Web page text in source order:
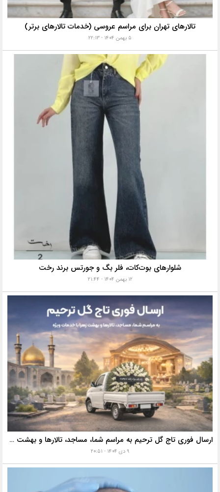
تالارهای تهران برای مراسم عروسی (خدمات تالارهای برتر)
۵ بهمن ۱۴۰۴ - ۲۲:۱۳
شلوارهای بوت‌کات، فلر بگ و جورتس برند رخت
۱۲ بهمن ۱۴۰۴ - ۲۱:۴۴
ارسال فوری تاج گل ترحیم به مراسم شما، مساجد، تالارها و بهشت زهرا با خدمات ویژه
۹ دی ۱۴۰۴ - ۲۰:۵۱